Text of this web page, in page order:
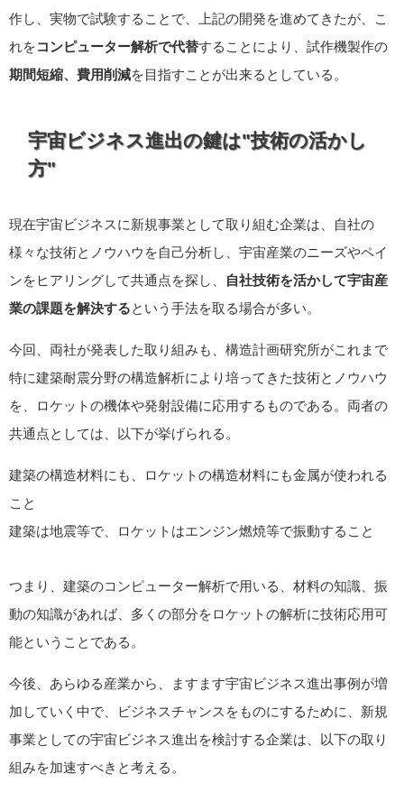
作し、実物で試験することで、上記の開発を進めてきたが、こ
れを コンピューター解析で代替することにより、試作機製作の
期間短縮、費用削減を目指すことが出来るとしている。
宇宙ビジネス進出の鍵は"技術の活かし
方"
現在宇宙ビジネスに新規事業として取り組む企業は、自社の
様々な技術とノウハウを自己分析し、宇宙産業のニーズやペイ
ンをヒアリングして共通点を探し、 自社技術を活かして宇宙産
業の課題を解決する という手法を取る場合が多い。
今回、両社が発表した取り組みも、構造計画研究所がこれまで
特に建築耐震分野の構造解析により培ってきた技術とノウハウ
を、ロケットの機体や発射設備に応用するものである。両者の
共通点としては、以下が挙げられる。
建築の構造材料にも、ロケットの構造材料にも金属が使われる
こと
建築は地震等で、ロケットはエンジン燃焼等で振動すること
つまり、建築のコンピューター解析で用いる、材料の知識、振
動の知識があれば、多くの部分をロケットの解析に技術応用可
能ということである。
今後、あらゆる産業から、ますます宇宙ビジネス進出事例が増
加していく中で、ビジネスチャンスをものにするために、新規
事業としての宇宙ビジネス進出を検討する企業は、以下の取り
組みを加速すべきと考える。